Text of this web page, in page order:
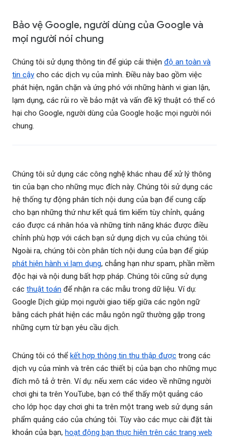
Bảo vệ Google, người dùng của Google và
mọi người nói chung
Chúng tôi sử dụng thông tin để giúp cải thiện độ an toàn và
tin cậy cho các dịch vụ của mình. Điều này bao gồm việc
phát hiện, ngăn chặn và ứng phó với những hành vi gian lận,
lạm dụng, các rủi ro về bảo mật và vấn đề kỹ thuật có thể có
hại cho Google, người dùng của Google hoặc mọi người nói
chung.
Chúng tôi sử dụng các công nghệ khác nhau để xử lý thông
tin của bạn cho những mục đích này. Chúng tôi sử dụng các
hệ thống tự động phân tích nội dung của bạn để cung cấp
cho bạn những thứ như kết quả tìm kiếm tùy chỉnh, quảng
cáo được cá nhân hóa và những tính năng khác được điều
chỉnh phù hợp với cách bạn sử dụng dịch vụ của chúng tôi.
Ngoài ra, chúng tôi còn phân tích nội dung của bạn để giúp
phát hiện hành vi lạm dụng, chẳng hạn như spam, phần mềm
độc hại và nội dung bất hợp pháp. Chúng tôi cũng sử dụng
các thuật toán để nhận ra các mẫu trong dữ liệu. Ví dụ:
Google Dịch giúp mọi người giao tiếp giữa các ngôn ngữ
bằng cách phát hiện các mẫu ngôn ngữ thường gặp trong
những cụm từ bạn yêu cầu dịch.
Chúng tôi có thể kết hợp thông tin thu thập được trong các
dịch vụ của mình và trên các thiết bị của bạn cho những mục
đích mô tả ở trên. Ví dụ: nếu xem các video về những người
chơi ghi ta trên YouTube, bạn có thể thấy một quảng cáo
cho lớp học dạy chơi ghi ta trên một trang web sử dụng sản
phẩm quảng cáo của chúng tôi. Tùy vào các mục cài đặt tài
khoản của bạn, hoạt động bạn thực hiện trên các trang web